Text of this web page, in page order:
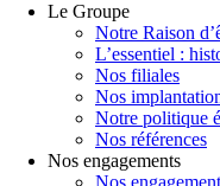
Le Groupe
Notre Raison
L’essentiel :
Nos filiales
Nos
Notre politique
Nos références
Nos engagements